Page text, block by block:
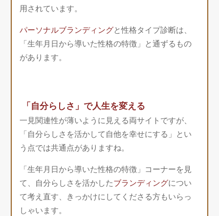
用されています。
パーソナルブランディングと性格タイプ診断は、
「生年月日から導いた性格の特徴」と通ずるもの
があります。
「自分らしさ」で人生を変える
一見関連性が薄いように見える両サイトですが、
「自分らしさを活かして自他を幸せにする」とい
う点では共通点がありますね。
「生年月日から導いた性格の特徴」コーナーを見
て、自分らしさを活かしたブランディングについ
て考え直す、きっかけにしてくださる方もいらっ
しゃいます。